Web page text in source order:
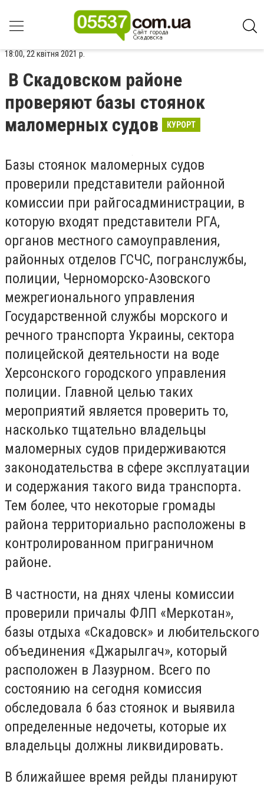
18:00, 22 квітня 2021 р.
В Скадовском районе
проверяют базы стоянок
маломерных судов
КУРОРТ
Базы стоянок маломерных судов
проверили представители районной
комиссии при райгосадминистрации, в
которую входят представители РГА,
органов местного самоуправления,
районных отделов ГСЧС, погранслужбы,
полиции, Черноморско-Азовского
межрегионального управления
Государственной службы морского и
речного транспорта Украины, сектора
полицейской деятельности на воде
Херсонского городского управления
полиции. Главной целью таких
мероприятий является проверить то,
насколько тщательно владельцы
маломерных судов придерживаются
законодательства в сфере эксплуатации
и содержания такого вида транспорта.
Тем более, что некоторые громады
района территориально расположены в
контролированном приграничном
районе.
В частности, на днях члены комиссии
проверили причалы ФЛП «Меркотан»,
базы отдыха «Скадовск» и любительского
объединения «Джарылгач», который
расположен в Лазурном. Всего по
состоянию на сегодня комиссия
обследовала 6 баз стоянок и выявила
определенные недочеты, которые их
владельцы должны ликвидировать.
В ближайшее время рейды планируют